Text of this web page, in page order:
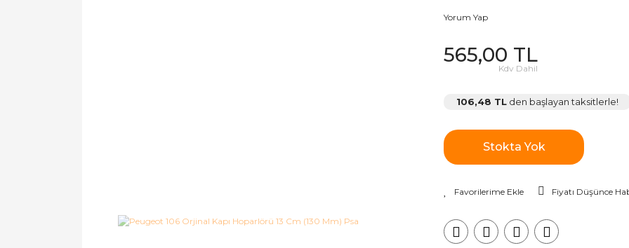
Yorum Yap
565,00 TL
Kdv Dahil
106,48 TL den başlayan taksitlerle!
Stokta Yok
Fiyatı Düşünce